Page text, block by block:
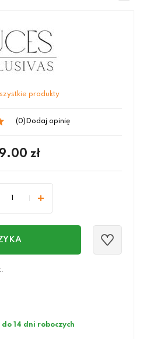
produkty
(0) Dodaj opinię
zł
14 dni roboczych